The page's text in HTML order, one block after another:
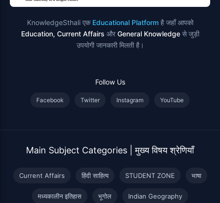
KnowledgeSthali एक Educational Platformहै जहाँ आपको
Education, Current Affairs और General Knowledgeसे जुड़ी
उपयोगी जानकारी मिलती है।
Follow Us
Facebook Twitter Instagram YouTube
Main Subject Categories | मुख्य विषय श्रेणियाँ
Current Affairs हिंदी साहित्य STUDENT ZONE भाषा
मध्यकालीन इतिहास भूगोल Indian Geography